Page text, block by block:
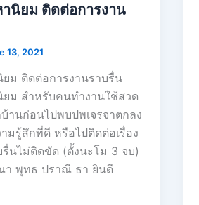
นิยม ติดต่อการงาน
13, 2021
ม ติดต่อการงานราบรื่น
ยม สำหรับคนทำงานใช้สวด
านก่อนไปพบปพเจรจาตกลง
มรู้สึกที่ดี หรือไปติดต่อเรื่อง
รื่นไม่ติดขัด (ตั้งนะโม 3 จบ)
า พุทธ ปราณี ธา ยินดี